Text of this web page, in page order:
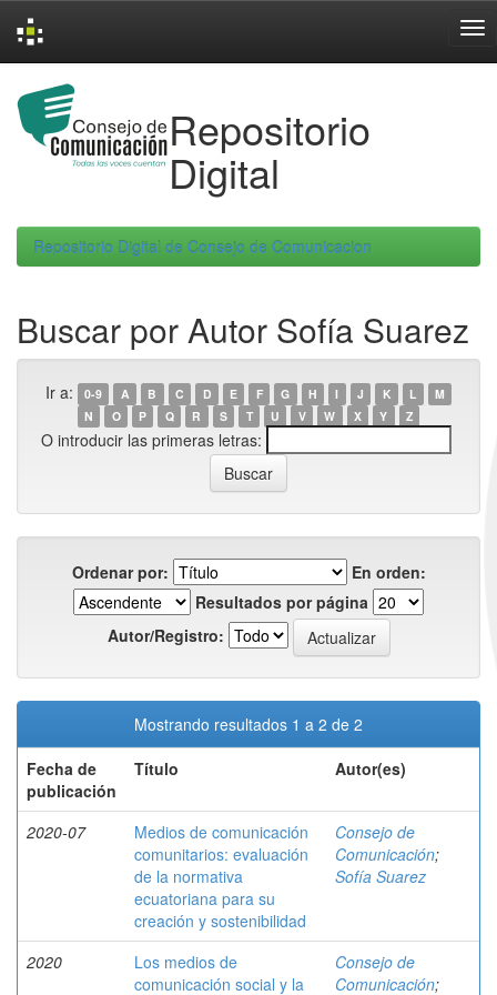
navigation
Repositorio
Digital
Repositorio Digital de Consejo de Comunicacion
Buscar por Autor Sofía Suarez
Ir a: 0-9 A B C D E F G H I J K L
M
N
O P Q R S T U V W X Y Z
O introducir las primeras letras:
Ordenar por:
En orden:
Resultados por página
Autor/Registro:
Mostrando resultados 1 a 2 de 2
Fecha de
publicación
Título Autor(es)
2020-07
Medios de comunicación
comunitarios: evaluación
de la normativa
ecuatoriana para su
creación y sostenibilidad
Consejo de
Comunicación;
Sofía Suarez
2020
Los medios de
comunicación social y la
Consejo de
Comunicación;